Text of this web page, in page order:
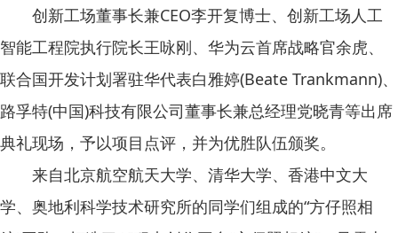
创新工场董事长兼CEO李开复博士、创新工场人工
智能工程院执行院长王咏刚、华为云首席战略官余虎、
联合国开发计划署驻华代表白雅婷(Beate Trankmann)、
路孚特(中国)科技有限公司董事长兼总经理党晓青等出席
典礼现场，予以项目点评，并为优胜队伍颁奖。
来自北京航空航天大学、清华大学、香港中文大
学、奥地利科学技术研究所的同学们组成的“方仔照相